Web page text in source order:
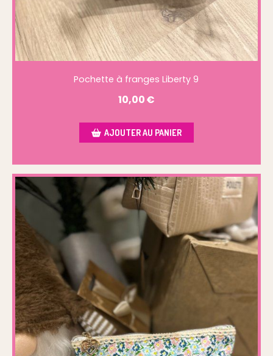
Pochette à franges Liberty 9
10,00€
AJOUTER AU PANIER